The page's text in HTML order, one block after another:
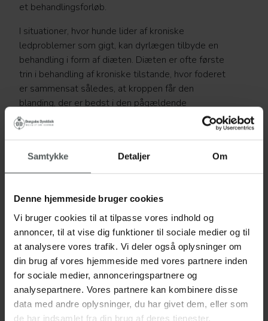
Samtykke Detaljer Om
Denne hjemmeside bruger cookies
Vi bruger cookies til at tilpasse vores indhold og
annoncer, til at vise dig funktioner til sociale medier og til
at analysere vores trafik. Vi deler også oplysninger om
din brug af vores hjemmeside med vores partnere inden
for sociale medier, annonceringspartnere og
analysepartnere. Vores partnere kan kombinere disse
data med andre oplysninger, du har givet dem, eller som
de har indsamlet fra din brug af deres tjenester.
et behandlingsforløb.
I situationer, hvor hunde lider af kroniske
ledproblemer som gigt, kan dyrlægen tilbyde en
behandling i form af diæten. Diæten er ofte første
trin i behandling af kroniske tilstande, hvor foderet
er sammensat således, at kroppen får den
blanding, der er bedst i den pågældende
situation. Det er derfor fornuftigt at
sammensætte sit kæledyrs diæt i samarbejde
behandling af gigt er eksempelvis Virbac Joint,
Specific CFD, Specific FJD og Canosan. Du finder
Case: Hunden Nana, gigt og
halthed
Nana på 11 år er kommet ind til Overgades Dyreklinik,
da hun halter meget. I Nanas hverdag betyder det, at
hun ofte har brug for at hvile sine led, og det går ud